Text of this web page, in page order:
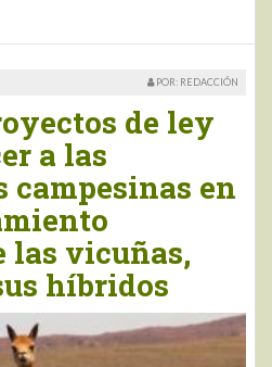
POR: REDACCIÓN
de ley
a las
campesinas en
las vicuñas,
híbridos